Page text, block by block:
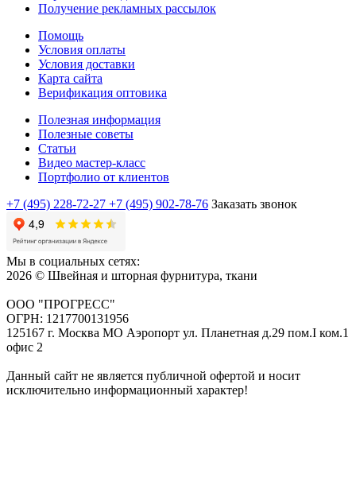
Получение рекламных рассылок
Помощь
Условия оплаты
Условия доставки
Карта сайта
Верификация оптовика
Полезная информация
Полезные советы
Статьи
Видео мастер-класс
Портфолио от клиентов
+7 (495) 228-72-27 +7 (495) 902-78-76 Заказать звонок
Мы в социальных сетях:
2026 © Швейная и шторная фурнитура, ткани
ООО "ПРОГРЕСС"
ОГРН: 1217700131956
125167 г. Москва МО Аэропорт ул. Планетная д.29 пом.I ком.1
офис 2
Данный сайт не является публичной офертой и носит
исключительно информационный характер!